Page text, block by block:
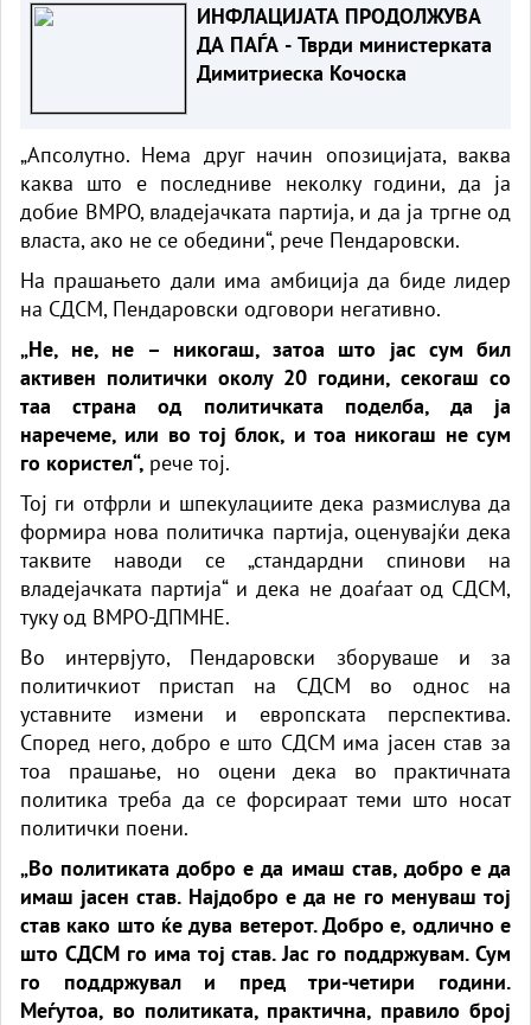
ИНФЛАЦИЈАТА ПРОДОЛЖУВА
ДА ПАЃА - Тврди министерката
Димитриеска Кочоска
„Апсолутно. Нема друг начин опозицијата, ваква
каква што е последниве неколку години, да ја
добие ВМРО, владејачката партија, и да ја тргне од
власта, ако не се обедини“, рече Пендаровски.
На прашањето дали има амбиција да биде лидер
на СДСМ, Пендаровски одговори негативно.
„Не, не, не – никогаш, затоа што јас сум бил
активен политички околу 20 години, секогаш со
таа страна од политичката поделба, да ја
наречеме, или во тој блок, и тоа никогаш не сум
го користел“, рече тој.
Тој ги отфрли и шпекулациите дека размислува да
формира нова политичка партија, оценувајќи дека
таквите наводи се „стандардни спинови на
владејачката партија“ и дека не доаѓаат од СДСМ,
туку од ВМРО-ДПМНЕ.
Во интервјуто, Пендаровски зборуваше и за
политичкиот пристап на СДСМ во однос на
уставните измени и европската перспектива.
Според него, добро е што СДСМ има јасен став за
тоа прашање, но оцени дека во практичната
политика треба да се форсираат теми што носат
политички поени.
„Во политиката добро е да имаш став, добро е да
имаш јасен став. Најдобро е да не го менуваш тој
став како што ќе дува ветерот. Добро е, одлично е
што СДСМ го има тој став. Јас го поддржувам. Сум
го поддржувал и пред три-четири години.
Меѓутоа, во политиката, практична, правило број